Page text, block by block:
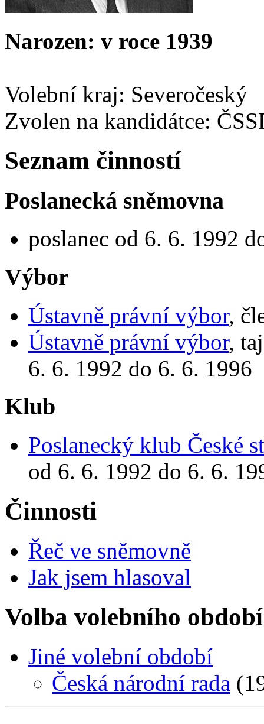
Narozen: v roce 1939
Volební kraj: Severočeský
Zvolen na kandidátce:
Seznam činností
Poslanecká sněmovna
poslanec od 6. 6. 1992
Výbor
Ústavně právní výbor,
Ústavně právní výbor,
6. 6. 1992 do 6. 6. 1996
Klub
Poslanecký klub České
od 6. 6. 1992 do 6. 6.
Činnosti
Řeč ve sněmovně
Jak jsem hlasoval
Volba volebního období
Jiné volební období
Česká národní rada